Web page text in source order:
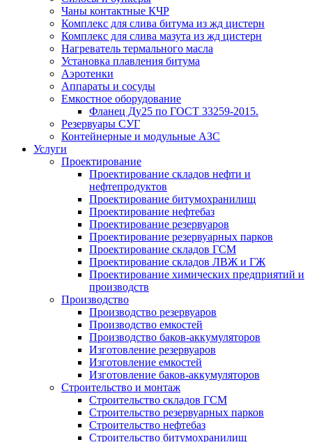
Чаны контактные КЧР
Комплекс для слива битума из жд цистерн
Комплекс для слива мазута из жд цистерн
Нагреватель термального масла
Установка плавления битума
Аэротенки
Аппараты и сосуды
Емкостное оборудование
Фланец Ду25 по ГОСТ 33259-2015.
Резервуары СУГ
Контейнерные и модульные АЗС
Услуги
Проектирование
Проектирование складов нефти и
нефтепродуктов
Проектирование битумохранилищ
Проектирование нефтебаз
Проектирование резервуаров
Проектирование резервуарных парков
Проектирование складов ГСМ
Проектирование складов ЛВЖ и ГЖ
Проектирование химических предприятий и
производств
Производство
Производство резервуаров
Производство емкостей
Производство баков-аккумуляторов
Изготовление резервуаров
Изготовление емкостей
Изготовление баков-аккумуляторов
Строительство и монтаж
Строительство складов ГСМ
Строительство резервуарных парков
Строительство нефтебаз
Строительство битумохранилищ